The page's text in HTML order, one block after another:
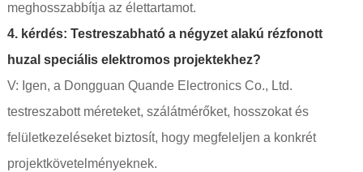
meghosszabbítja az élettartamot.
4. kérdés: Testreszabható a négyzet alakú rézfonott
huzal speciális elektromos projektekhez?
V: Igen, a Dongguan Quande Electronics Co., Ltd.
testreszabott méreteket, szálátmérőket, hosszokat és
felületkezeléseket biztosít, hogy megfeleljen a konkrét
projektkövetelményeknek.